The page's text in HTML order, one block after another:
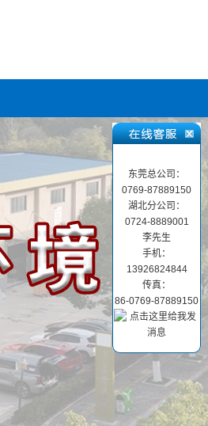
东莞总公司：
0769-87889150
湖北分公司：
0724-8889001
李先生
手机：
13926824844
传真：
86-0769-87889150